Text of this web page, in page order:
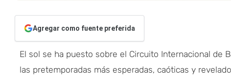
Agregar como fuente preferida
El sol se ha puesto sobre el Circuito Internacional de
las pretemporadas más esperadas, caóticas y